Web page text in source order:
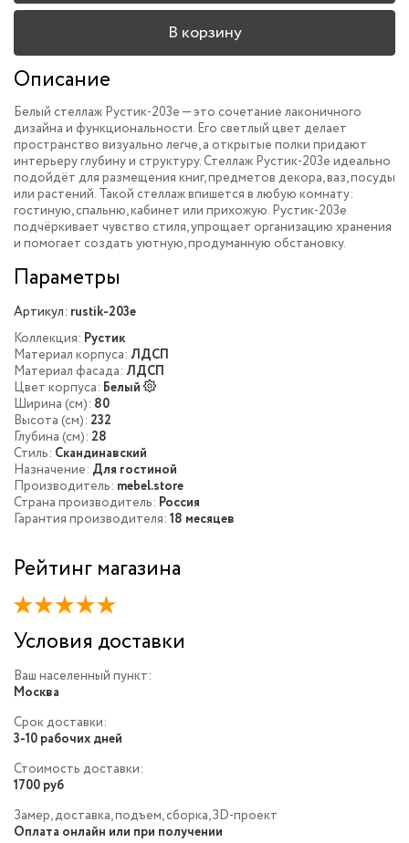
В корзину
Описание
Белый стеллаж Рустик-203e — это сочетание лаконичного
дизайна и функциональности. Его светлый цвет делает
пространство визуально легче, а открытые полки придают
интерьеру глубину и структуру. Стеллаж Рустик-203e идеально
подойдёт для размещения книг, предметов декора, ваз, посуды
или растений. Такой стеллаж впишется в любую комнату:
гостиную, спальню, кабинет или прихожую. Рустик-203e
подчёркивает чувство стиля, упрощает организацию хранения
и помогает создать уютную, продуманную обстановку.
Параметры
Артикул: rustik-203e
Коллекция: Рустик
Материал корпуса: ЛДСП
Материал фасада: ЛДСП
Цвет корпуса: Белый
Ширина (см): 80
Высота (см): 232
Глубина (см): 28
Стиль: Скандинавский
Назначение: Для гостиной
Производитель: mebel.store
Страна производитель: Россия
Гарантия производителя: 18 месяцев
Рейтинг магазина
Условия доставки
Ваш населенный пункт:
Москва
Срок доставки:
3-10 рабочих дней
Стоимость доставки:
1700 руб
Замер, доставка, подъем, сборка, 3D-проект
Оплата онлайн или при получении